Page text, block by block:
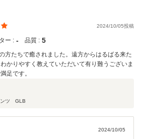
今後ともお困り事やご不安
軽にお問い合わせください。 スタッフ一
ただきます。 今回のこの素晴らしいご縁を
卒今後ともよろしくお願い申し上げます。
2024/10/05投稿
ー : ‐ 品質 : 5
方たちで癒されました。遠方からはるばる来た
かりやすく教えていただいて有り難うございま
足です。
ンツ GLB
2024/10/05